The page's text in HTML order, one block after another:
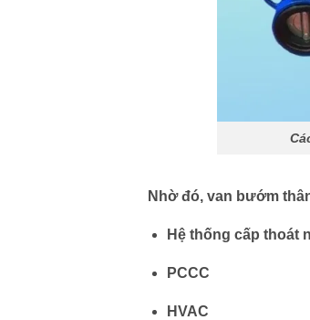
Nhờ đó, van bướm
Hệ thống cấp thoát
PCCC
HVAC